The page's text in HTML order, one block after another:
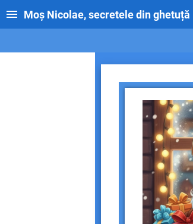
Moș Nicolae, secretele din ghetuță